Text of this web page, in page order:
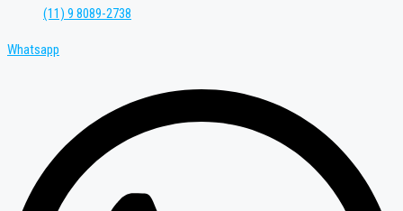
(11) 9 8089-2738
Whatsapp